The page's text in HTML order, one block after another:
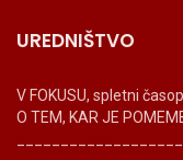
UREDNIŠTVO
V FOKUSU, spletni
O TEM, KAR JE